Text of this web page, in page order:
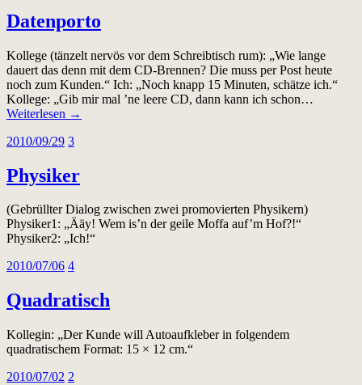
Datenporto
Kollege (tänzelt nervös vor dem Schreibtisch rum): „Wie lange
dauert das denn mit dem CD-Brennen? Die muss per Post heute
noch zum Kunden.“ Ich: „Noch knapp 15 Minuten, schätze ich.“
Kollege: „Gib mir mal ’ne leere CD, dann kann ich schon…
Weiterlesen →
2010/09/29 3
Physiker
(Gebrüllter Dialog zwischen zwei promovierten Physikern)
Physiker1: „Ääy! Wem is’n der geile Moffa auf’m Hof?!“
Physiker2: „Ich!“
2010/07/06 4
Quadratisch
Kollegin: „Der Kunde will Autoaufkleber in folgendem
quadratischem Format: 15 × 12 cm.“
2010/07/02 2